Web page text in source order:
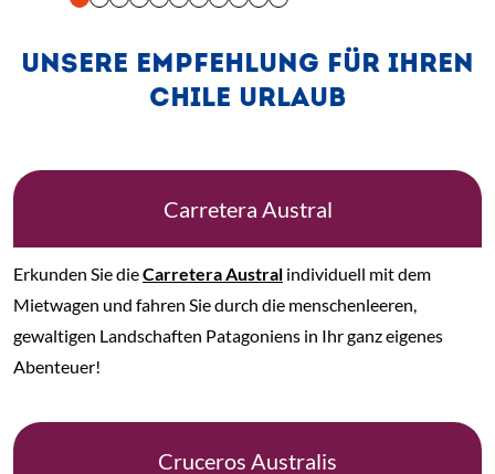
UNSERE EMPFEHLUNG FÜR IHREN
CHILE URLAUB
Carretera Austral
Erkunden Sie dieCarretera Austral individuell mit dem
Mietwagen und fahren Sie durch die menschenleeren,
gewaltigen Landschaften Patagoniens in Ihr ganz eigenes
Abenteuer!
Cruceros Australis